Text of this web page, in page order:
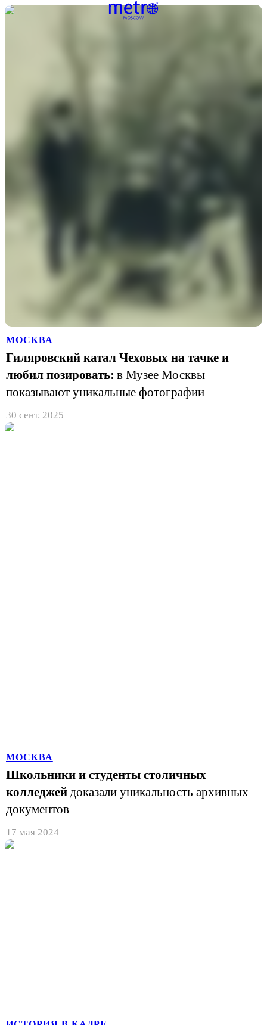
МОСКВА
Гиляровский катал Чеховых на тачке и
любил позировать: в Музее Москвы
показывают уникальные фотографии
30 сент. 2025
МОСКВА
Школьники и студенты столичных
колледжей доказали уникальность архивных
документов
17 мая 2024